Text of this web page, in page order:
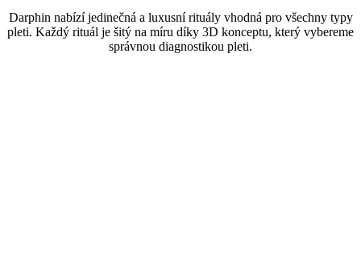
Darphin nabízí jedinečná a luxusní rituály vhodná pro všechny typy
pleti. Každý rituál je šitý na míru díky 3D konceptu, který vybereme
správnou diagnostikou pleti.